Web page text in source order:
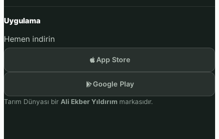
Uygulama
Hemen indirin
App Store
Google Play
Tarım Dünyası bir Ali Ekber Yıldırım markasıdır.